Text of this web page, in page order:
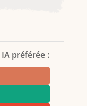
préférée :